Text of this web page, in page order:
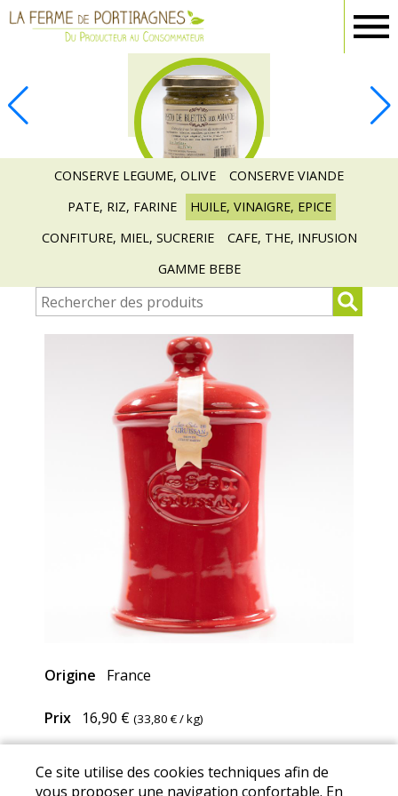
Portiragnes
EPICERIE
CONSERVE LEGUME, OLIVE
CONSERVE VIANDE
PATE, RIZ, FARINE
HUILE, VINAIGRE, EPICE
CONFITURE, MIEL, SUCRERIE
CAFE, THE, INFUSION
GAMME BEBE
Origine France
Prix 16,90 € (33,80 €/ kg)
Mentions LégalesIConditions Générales de Ventes
Ce site utilise des cookies techniques afin de
vous proposer une navigation confortable. En